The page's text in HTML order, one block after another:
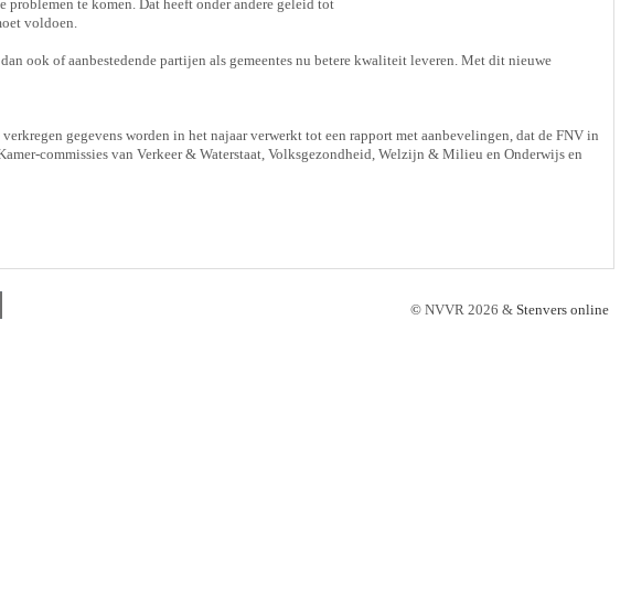
problemen te komen. Dat heeft onder andere geleid tot
voldoen.
ook of aanbestedende partijen als gemeentes nu betere kwaliteit leveren. Met dit nieuwe
gegevens worden in het najaar verwerkt tot een rapport met aanbevelingen, dat de FNV in
commissies van Verkeer & Waterstaat, Volksgezondheid, Welzijn & Milieu en Onderwijs en
© NVVR 2026 & Stenvers online